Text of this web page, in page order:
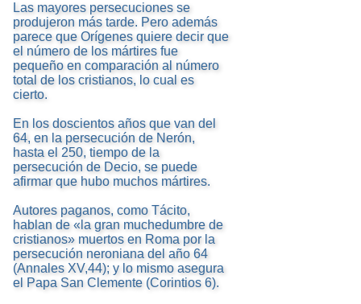
Las mayores persecuciones se
produjeron más tarde. Pero además
parece que Orígenes quiere decir que
el número de los mártires fue
pequeño en comparación al número
total de los cristianos, lo cual es
cierto.
En los doscientos años que van del
64, en la persecución de Nerón,
hasta el 250, tiempo de la
persecución de Decio, se puede
afirmar que hubo muchos mártires.
Autores paganos, como Tácito,
hablan de «la gran muchedumbre de
cristianos» muertos en Roma por la
persecución neroniana del año 64
(Annales XV,44); y lo mismo asegura
el Papa San Clemente (Corintios 6).